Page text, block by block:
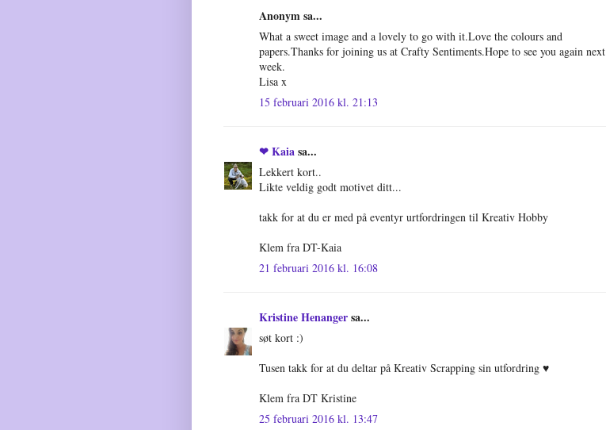
Anonym sa...
What a sweet image and a lovely to go with it.Love the colours and
papers.Thanks for joining us at Crafty Sentiments.Hope to see you again next
week.
Lisa x
15 februari 2016 kl. 21:13
❤ Kaiasa...
Lekkert kort..
Likte veldig godt motivet ditt...
takk for at du er med på eventyr urtfordringen til Kreativ Hobby
Klem fra DT-Kaia
21 februari 2016 kl. 16:08
Kristine Henangersa...
søt kort :)
Tusen takk for at du deltar på Kreativ Scrapping sin utfordring ♥
Klem fra DT Kristine
25 februari 2016 kl. 13:47